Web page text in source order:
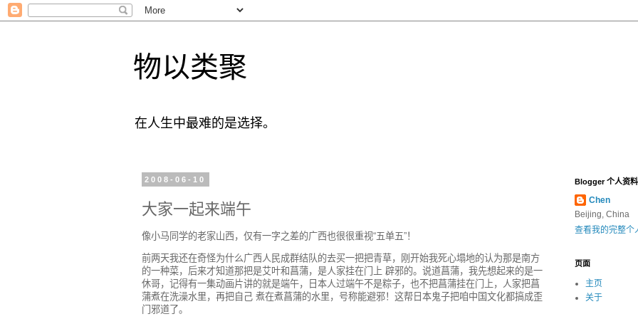
物以类聚
在人生中最难的是选择。
2008-06-10
大家一起来端午
像小马同学的老家山西，仅有一字之差的广西也很很重视“五单五”！
前两天我还在奇怪为什么广西人民成群结队的去买一把把青草，刚开始我死心塌地的认为那是南方
的一种菜，后来才知道那把是艾叶和菖蒲，是人家挂在门上 辟邪的。说道菖蒲，我先想起来的是一
休哥，记得有一集动画片讲的就是端午，日本人过端午不是粽子，也不把菖蒲挂在门上，人家把菖
蒲煮在洗澡水里，再把自己 煮在煮菖蒲的水里，号称能避邪！这帮日本鬼子把咱中国文化都搞成歪
门邪道了。
Blogger 个人资料
Chen
Beijing, China
查看我的完整个
页面
主页
关于